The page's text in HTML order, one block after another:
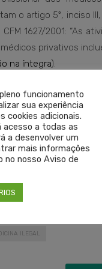
o artigo 5º, inciso
1627/2001: “As
privativos
na íntegra).
do Sistema
por meio da
nível 5 (o mais
curso.
aguarda
ILEGAL
funcionamento
sua experiência
cookies adicionais.
acesso a todas as
a desenvolver um
mais informações
no nosso Aviso de